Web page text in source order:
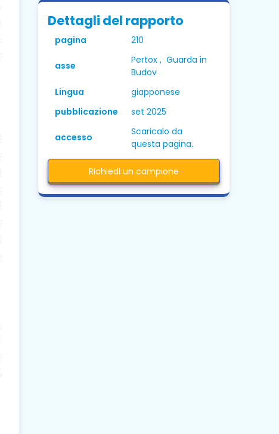
Dettagli del rapporto
pagina 210
asse
Pertox , Guarda in
Budov
Lingua
giapponese
pubblicazione
set 2025
accesso
Scaricalo da
questa pagina.
Richiedi un campione